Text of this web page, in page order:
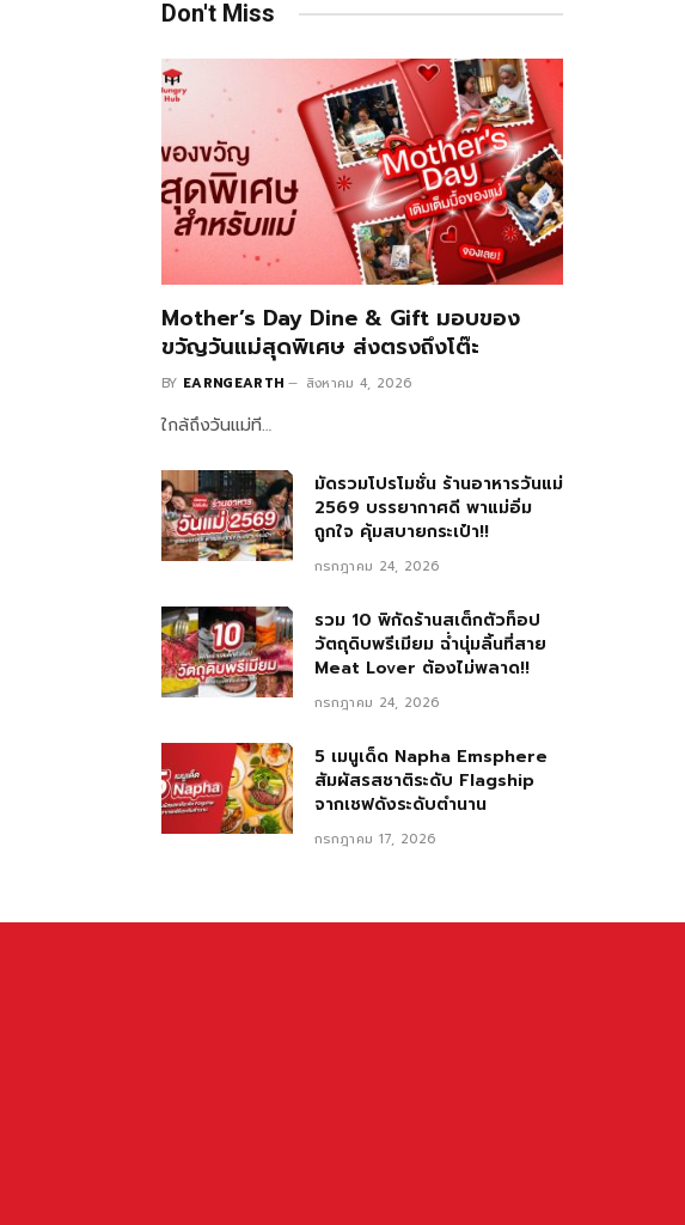
Don't Miss
Mother’s Day Dine & Gift มอบของ
ขวัญวันแม่สุดพิเศษ ส่งตรงถึงโต๊ะ
BY EARNGEARTH สิงหาคม 4, 2026
ใกล้ถึงวันแม่ที…
มัดรวมโปรโมชั่น ร้านอาหารวันแม่
2569 บรรยากาศดี พาแม่อิ่ม
ถูกใจ คุ้มสบายกระเป๋า!!
กรกฎาคม 24, 2026
รวม 10 พิกัดร้านสเต็กตัวท็อป
วัตถุดิบพรีเมียม ฉ่ำนุ่มลิ้นที่สาย
Meat Lover ต้องไม่พลาด!!
กรกฎาคม 24, 2026
5 เมนูเด็ด Napha Emsphere
สัมผัสรสชาติระดับ Flagship
จากเชฟดังระดับตำนาน
กรกฎาคม 17, 2026